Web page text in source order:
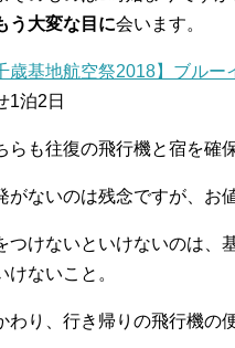
う大変な目に会います。
歳基地航空祭2018】ブルー
1泊2日
も往復の飛行機と宿を確
がないのは残念ですが、お
けないといけないのは、
けないこと。
わり、行き帰りの飛行機の